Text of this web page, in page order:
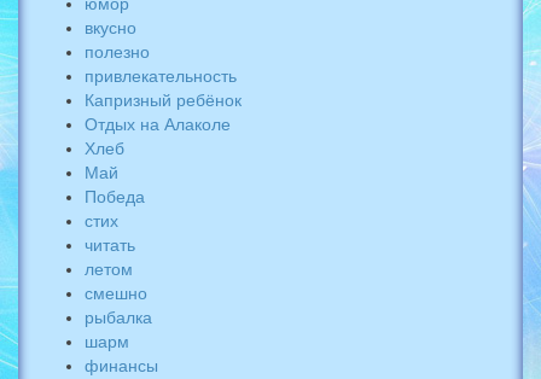
вкусно
полезно
привлекательность
Капризный ребёнок
Отдых на Алаколе
Хлеб
Май
Победа
стих
читать
летом
смешно
рыбалка
шарм
финансы